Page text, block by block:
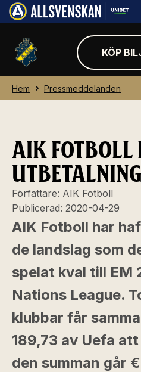
KÖP
Hem Pressmeddelanden
AIK FOTBOLL
Författare: AIK Fotboll
Publicerad: 2020-04-29
AIK Fotboll har
de landslag som
spelat kval till EM
Nations League.
klubbar får
189,73 av Uefa
den summan går